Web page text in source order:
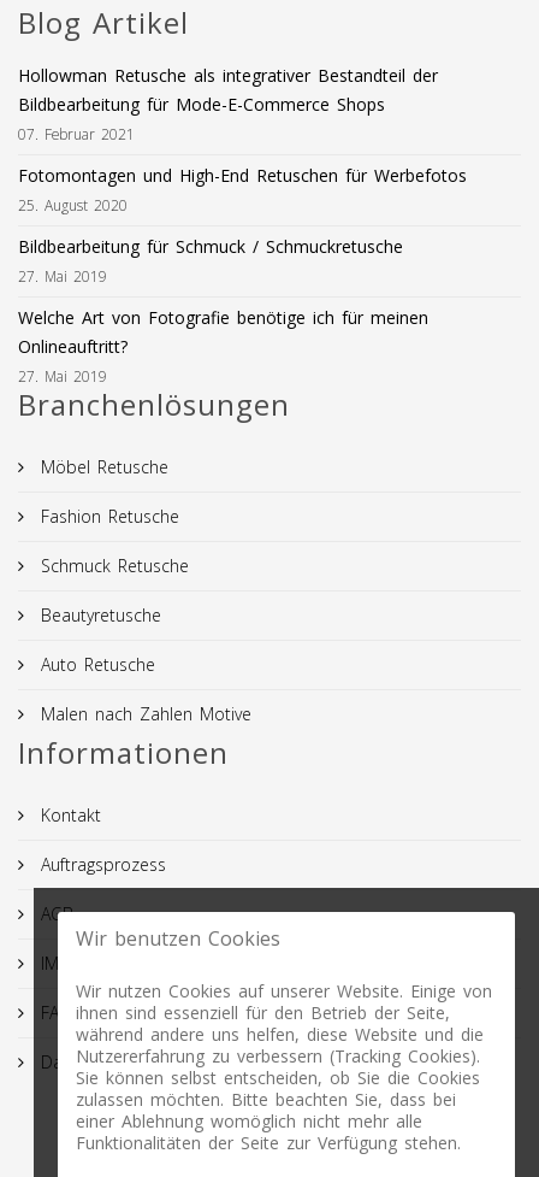
Blog Artikel
Hollowman Retusche als integrativer Bestandteil der
Bildbearbeitung für Mode-E-Commerce Shops
07. Februar 2021
Fotomontagen und High-End Retuschen für Werbefotos
25. August 2020
Bildbearbeitung für Schmuck / Schmuckretusche
27. Mai 2019
Welche Art von Fotografie benötige ich für meinen
Onlineauftritt?
27. Mai 2019
Branchenlösungen
Möbel Retusche
Fashion Retusche
Schmuck Retusche
Beautyretusche
Auto Retusche
Malen nach Zahlen Motive
Informationen
Kontakt
Auftragsprozess
AGB
IMPRESSUM
FAQ
Datenschutz
Wir benutzen Cookies
Wir nutzen Cookies auf unserer Website. Einige von
ihnen sind essenziell für den Betrieb der Seite,
während andere uns helfen, diese Website und die
Nutzererfahrung zu verbessern (Tracking Cookies).
Sie können selbst entscheiden, ob Sie die Cookies
zulassen möchten. Bitte beachten Sie, dass bei
einer Ablehnung womöglich nicht mehr alle
Funktionalitäten der Seite zur Verfügung stehen.